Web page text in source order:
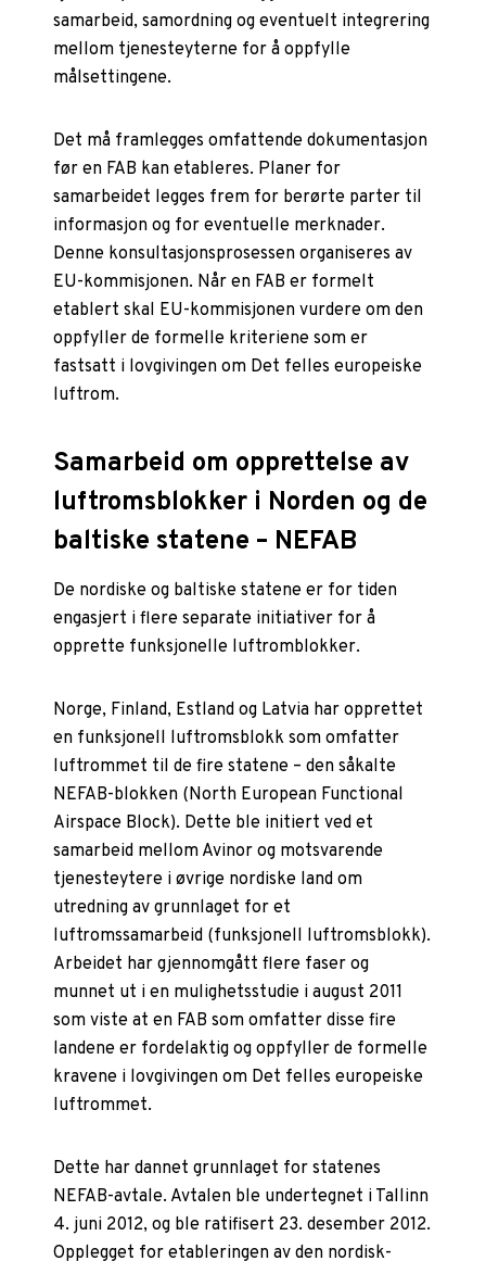
samarbeid, samordning og eventuelt integrering
mellom tjenesteyterne for å oppfylle
målsettingene.
Det må framlegges omfattende dokumentasjon
før en FAB kan etableres. Planer for
samarbeidet legges frem for berørte parter til
informasjon og for eventuelle merknader.
Denne konsultasjonsprosessen organiseres av
EU-kommisjonen. Når en FAB er formelt
etablert skal EU-kommisjonen vurdere om den
oppfyller de formelle kriteriene som er
fastsatt i lovgivingen om Det felles europeiske
luftrom.
Samarbeid om opprettelse av
luftromsblokker i Norden og de
baltiske statene – NEFAB
De nordiske og baltiske statene er for tiden
engasjert i flere separate initiativer for å
opprette funksjonelle luftromblokker.
Norge, Finland, Estland og Latvia har opprettet
en funksjonell luftromsblokk som omfatter
luftrommet til de fire statene – den såkalte
NEFAB-blokken (North European Functional
Airspace Block). Dette ble initiert ved et
samarbeid mellom Avinor og motsvarende
tjenesteytere i øvrige nordiske land om
utredning av grunnlaget for et
luftromssamarbeid (funksjonell luftromsblokk).
Arbeidet har gjennomgått flere faser og
munnet ut i en mulighetsstudie i august 2011
som viste at en FAB som omfatter disse fire
landene er fordelaktig og oppfyller de formelle
kravene i lovgivingen om Det felles europeiske
luftrommet.
Dette har dannet grunnlaget for statenes
NEFAB-avtale. Avtalen ble undertegnet i Tallinn
4. juni 2012, og ble ratifisert 23. desember 2012.
Opplegget for etableringen av den nordisk-